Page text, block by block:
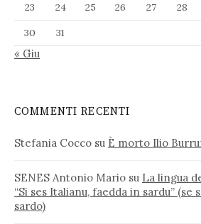
23
24 25 26 27 28
30
31
« Giu
COMMENTI RECENTI
Stefania Cocco su È morto Ilio
SENES Antonio Mario su La lingua
“Si ses Italianu, faedda in sardu” (se
sardo)